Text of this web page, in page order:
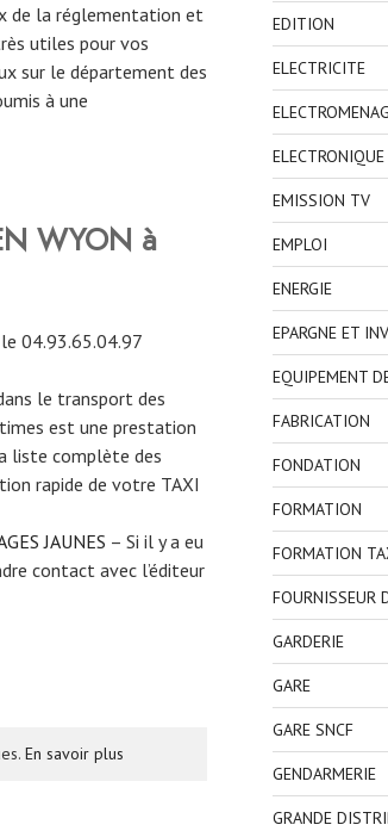
de la réglementation et
utiles pour vos
sur le département des
à une
WYON à
04.93.65.04.97
le transport des
est une prestation
liste complète des
rapide de votre TAXI
JAUNES – Si il y a eu
contact avec l’éditeur
En savoir plus
EDITION
ELECTRICITE
EMISSION TV
EMPLOI
ENERGIE
EPARGNE ET
EQUIPEMENT
FABRICATION
FONDATION
FORMATION
FORMATION
FOURNISSEUR
GARDERIE
GARE
GARE SNCF
GENDARMERIE
GRANDE